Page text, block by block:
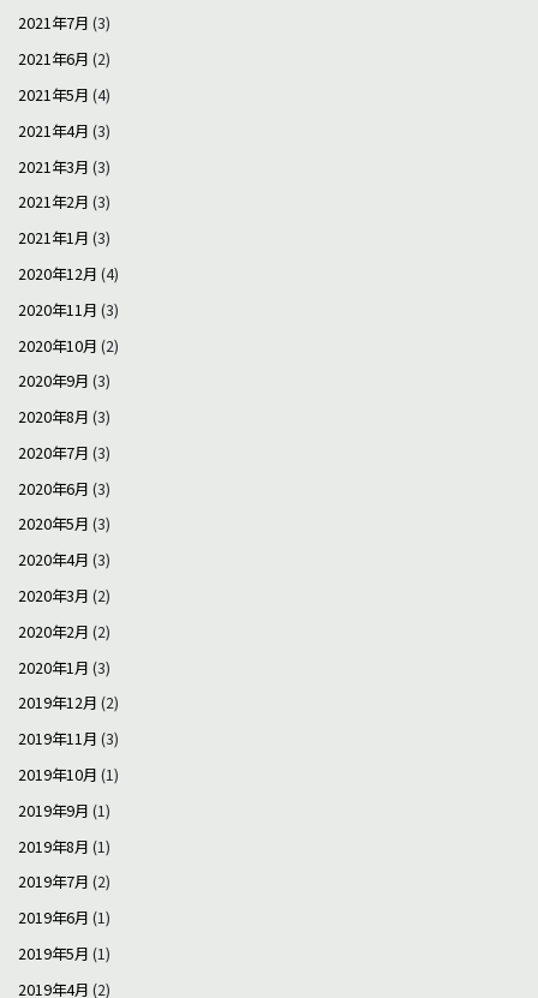
2021年7月 (3)
2021年6月 (2)
2021年5月 (4)
2021年4月 (3)
2021年3月 (3)
2021年2月 (3)
2021年1月 (3)
2020年12月 (4)
2020年11月 (3)
2020年10月 (2)
2020年9月 (3)
2020年8月 (3)
2020年7月 (3)
2020年6月 (3)
2020年5月 (3)
2020年4月 (3)
2020年3月 (2)
2020年2月 (2)
2020年1月 (3)
2019年12月 (2)
2019年11月 (3)
2019年10月 (1)
2019年9月 (1)
2019年8月 (1)
2019年7月 (2)
2019年6月 (1)
2019年5月 (1)
2019年4月 (2)